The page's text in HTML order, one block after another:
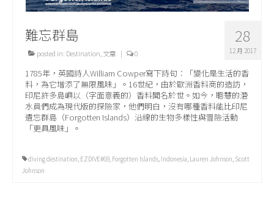
28
12 月 2017
難忘群島
posted in: Destination 文章 | 0
1785年，英國詩人William Cowper寫下詩句：「變化是生活的香
料，為它增添了無限風味」。16世紀，由於歐洲香料商的造訪，
印尼許多島嶼以（字面意義的）香料聞名於世。如今，聰慧的潛
水員們成為現代版的探險家，他們明白，沒有哪種香料能比印尼
遺忘群島（Forgotten Islands）沿線的生物多樣性與冒險活動
「更具風味」。
diving destination EZDIVE#69 Forgotten Islands Indonesia Lauren Johnson Scott
Johnson